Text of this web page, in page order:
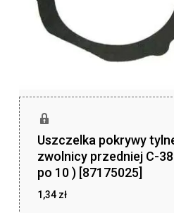
Uszczelka pokrywy
zwolnicy przedniej C-
po 10 ) [87175025]
1,34 zł